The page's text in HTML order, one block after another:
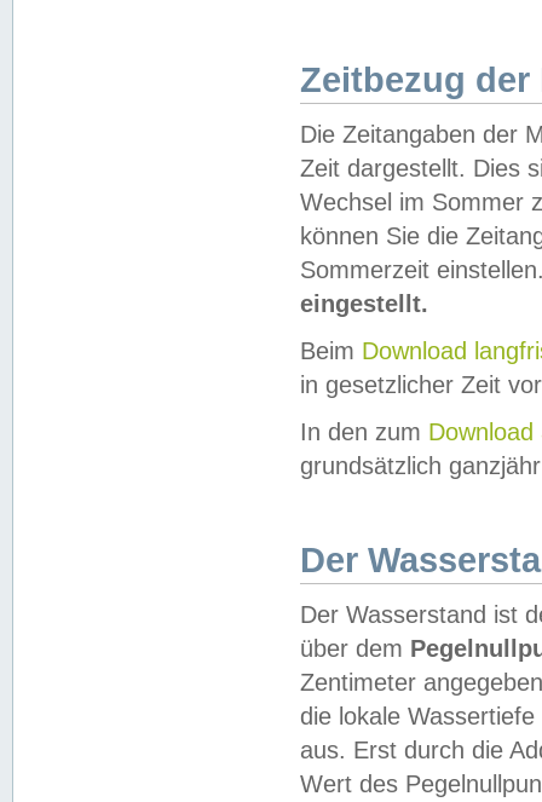
Zeitbezug der
Die Zeitangaben der
Zeit dargestellt. Dies
Wechsel im Sommer
können Sie die
Sommerzeit
eingestellt.
Beim Download
in gesetzlicher Zeit
In den zum Download
grundsätzlich
Der
Der Wasserstand ist
über dem
Zentimeter
die lokale
aus. Erst durch die
Wert des